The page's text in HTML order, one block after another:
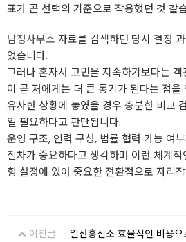
표가 곧 선택의 기준으로 작용했던 것 같
탐정사무소 자료를 검색하던 당시 결정
었습니다.
그러나 혼자서 고민을 지속하기보다는
이 곧 저에게는 더 큰 동기가 된다는 점을
유사한 상황에 놓였을 경우 충분한 비교
일 필요하다고 판단됩니다.
운영 구조, 인력 구성, 법률 협력 가능 여
절차가 중요하다고 생각하며 이런 체계
향 설정에 있어 중요한 전환점으로 자리
이전글
일산흥신소 효율적인 비용